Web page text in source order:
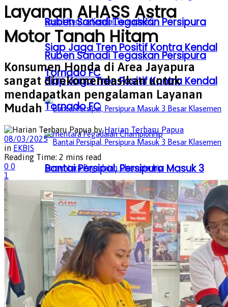
Ruben Sanadi Tegaskan Persipura
Siap Jaga Tren Positif Kontra Kendal
Tornado FC
Bantai Persipal, Persipura Masuk 3
Besar Klasemen Sementara
Pegadaian Championhip
Ruben Sanadi Tegaskan Persipura
Siap Jaga Tren Positif Kontra Kendal
Tornado FC
Bantai Persipal, Persipura Masuk 3
Besar Klasemen Sementara
Pegadaian Championhip
Layanan AHASS Astra
Motor Tanah Hitam
Konsumen Honda di Area Jayapura
sangat direkomendasikan untuk
mendapatkan pengalaman Layanan
Mudah
by Harian Terbaru Papua
08/03/2025
in EKBIS
Reading Time: 2 mins read
0 0
1